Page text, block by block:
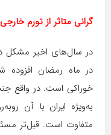
گرانی متاثر از تورم خارجی
در سال‌های اخیر مشکل
در ماه رمضان
خوراکی است. در واقع
به‌ویژه ایران با آن
متفاوت است. قبل‌تر